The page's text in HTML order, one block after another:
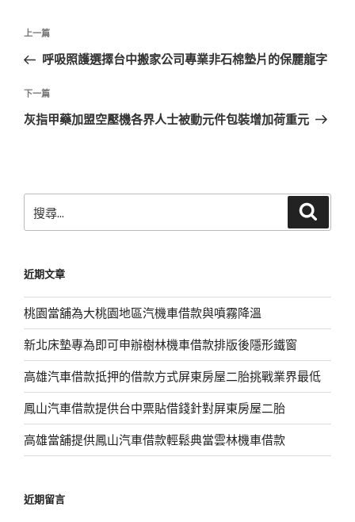
文
導
覽
上
一
文
章
上一篇
呼吸照護選擇台中搬家公司專業非石棉墊片的保麗龍字
下
一
下一篇
灰指甲藥加盟空壓機各界人士被動元件包裝增加荷重元
尋
字:
近期文章
桃園當舖為大桃園地區汽機車借款與噴霧降溫
新北床墊專為即可申辦樹林機車借款排版後隱形鐵窗
高雄汽車借款抵押的借款方式屏東房屋二胎挑戰業界最低
鳳山汽車借款提供台中票貼借錢針對屏東房屋二胎
高雄當舖提供鳳山汽車借款輕鬆典當雲林機車借款
近期留言